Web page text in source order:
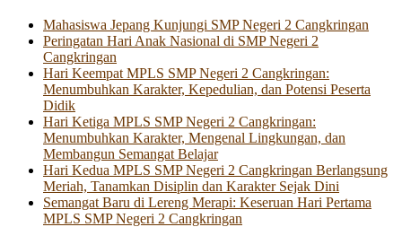
Mahasiswa Jepang Kunjungi SMP Negeri 2 Cangkringan
Peringatan Hari Anak Nasional di SMP Negeri 2
Cangkringan
Hari Keempat MPLS SMP Negeri 2 Cangkringan:
Menumbuhkan Karakter, Kepedulian, dan Potensi Peserta
Didik
Hari Ketiga MPLS SMP Negeri 2 Cangkringan:
Menumbuhkan Karakter, Mengenal Lingkungan, dan
Membangun Semangat Belajar
Hari Kedua MPLS SMP Negeri 2 Cangkringan Berlangsung
Meriah, Tanamkan Disiplin dan Karakter Sejak Dini
Semangat Baru di Lereng Merapi: Keseruan Hari Pertama
MPLS SMP Negeri 2 Cangkringan